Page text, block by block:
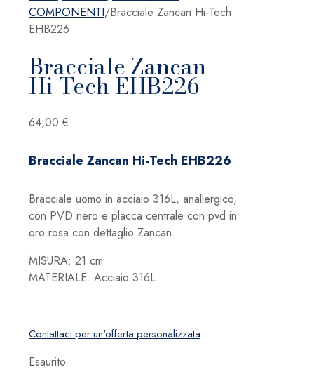
COMPONENTI/Bracciale Zancan Hi-Tech
EHB226
Bracciale Zancan
Hi-Tech EHB226
64,00 €
Bracciale Zancan Hi-Tech EHB226
Bracciale uomo in acciaio 316L, anallergico,
con PVD nero e placca centrale con pvd in
oro rosa con dettaglio Zancan.
MISURA: 21 cm
MATERIALE: Acciaio 316L
Contattaci per un'offerta personalizzata
Esaurito